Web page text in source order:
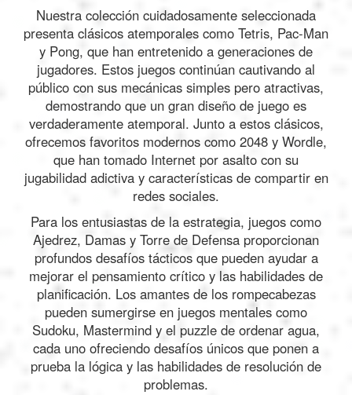
Nuestra colección cuidadosamente seleccionada
presenta clásicos atemporales como Tetris, Pac-Man
y Pong, que han entretenido a generaciones de
jugadores. Estos juegos continúan cautivando al
público con sus mecánicas simples pero atractivas,
demostrando que un gran diseño de juego es
verdaderamente atemporal. Junto a estos clásicos,
ofrecemos favoritos modernos como 2048 y Wordle,
que han tomado Internet por asalto con su
jugabilidad adictiva y características de compartir en
redes sociales.
Para los entusiastas de la estrategia, juegos como
Ajedrez, Damas y Torre de Defensa proporcionan
profundos desafíos tácticos que pueden ayudar a
mejorar el pensamiento crítico y las habilidades de
planificación. Los amantes de los rompecabezas
pueden sumergirse en juegos mentales como
Sudoku, Mastermind y el puzzle de ordenar agua,
cada uno ofreciendo desafíos únicos que ponen a
prueba la lógica y las habilidades de resolución de
problemas.